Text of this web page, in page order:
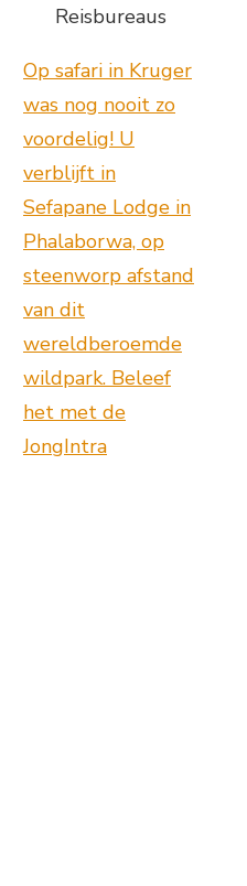
Reisbureaus
Op safari in Kruger
was nog nooit zo
voordelig! U
verblijft in
Sefapane Lodge in
Phalaborwa, op
steenworp afstand
van dit
wereldberoemde
wildpark. Beleef
het met de
JongIntra